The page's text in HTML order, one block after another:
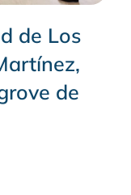
de Los
de